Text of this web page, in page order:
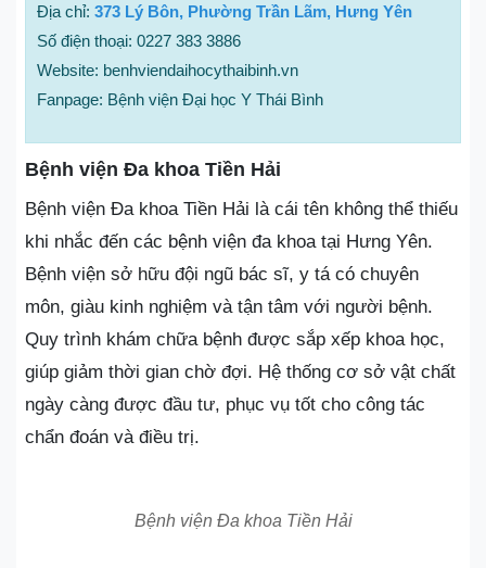
Địa chỉ: 373 Lý Bôn, Phường Trần Lãm, Hưng Yên
Số điện thoại: 0227 383 3886
Website: benhviendaihocythaibinh.vn
Fanpage: Bệnh viện Đại học Y Thái Bình
Bệnh viện Đa khoa Tiền Hải
Bệnh viện Đa khoa Tiền Hải là cái tên không thể thiếu
khi nhắc đến các bệnh viện đa khoa tại Hưng Yên.
Bệnh viện sở hữu đội ngũ bác sĩ, y tá có chuyên
môn, giàu kinh nghiệm và tận tâm với người bệnh.
Quy trình khám chữa bệnh được sắp xếp khoa học,
giúp giảm thời gian chờ đợi. Hệ thống cơ sở vật chất
ngày càng được đầu tư, phục vụ tốt cho công tác
chẩn đoán và điều trị.
Bệnh viện Đa khoa Tiền Hải